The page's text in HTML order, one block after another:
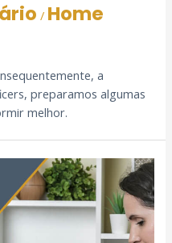
/ Home
a
preparamos algumas
melhor.